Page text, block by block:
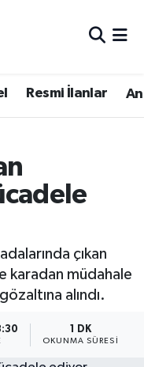
Resmi İlanlar
çıkan
karadan müdahale
alındı.
1 DK
OKUNMA SÜRESI